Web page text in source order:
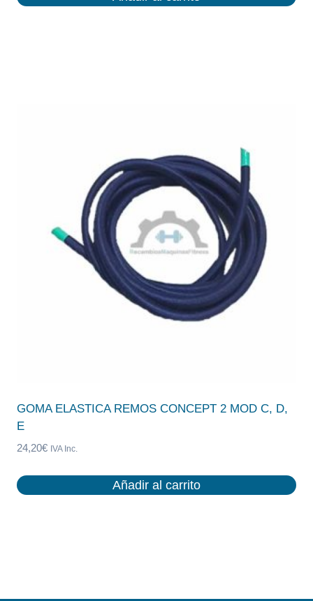
GOMA ELASTICA REMOS CONCEPT 2 MOD C, D,
E
24,20€ IVA Inc.
Añadir al carrito